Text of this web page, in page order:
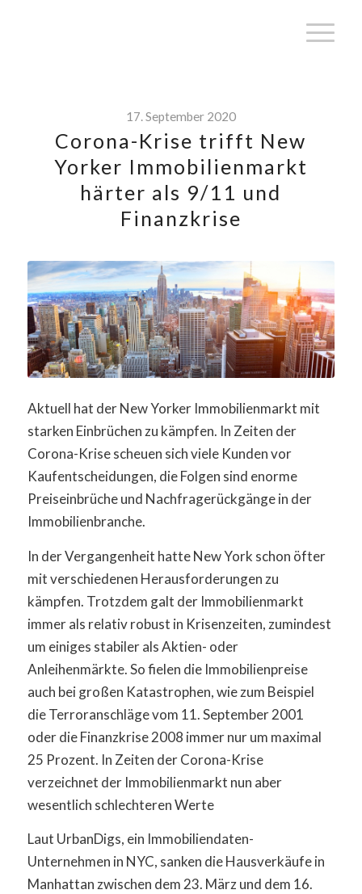
17. September 2020
Corona-Krise trifft New
Yorker Immobilienmarkt
härter als 9/11 und
Finanzkrise
Aktuell hat der New Yorker Immobilienmarkt mit
starken Einbrüchen zu kämpfen. In Zeiten der
Corona-Krise scheuen sich viele Kunden vor
Kaufentscheidungen, die Folgen sind enorme
Preiseinbrüche und Nachfragerückgänge in der
Immobilienbranche.
In der Vergangenheit hatte New York schon öfter
mit verschiedenen Herausforderungen zu
kämpfen. Trotzdem galt der Immobilienmarkt
immer als relativ robust in Krisenzeiten, zumindest
um einiges stabiler als Aktien- oder
Anleihenmärkte. So fielen die Immobilienpreise
auch bei großen Katastrophen, wie zum Beispiel
die Terroranschläge vom 11. September 2001
oder die Finanzkrise 2008 immer nur um maximal
25 Prozent. In Zeiten der Corona-Krise
verzeichnet der Immobilienmarkt nun aber
wesentlich schlechteren Werte
Laut UrbanDigs, ein Immobiliendaten-
Unternehmen in NYC, sanken die Hausverkäufe in
Manhattan zwischen dem 23. März und dem 16.